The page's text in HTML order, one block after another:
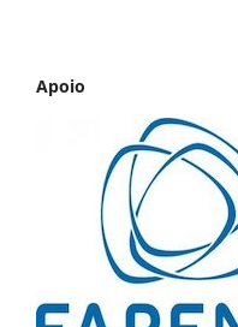
Apoio